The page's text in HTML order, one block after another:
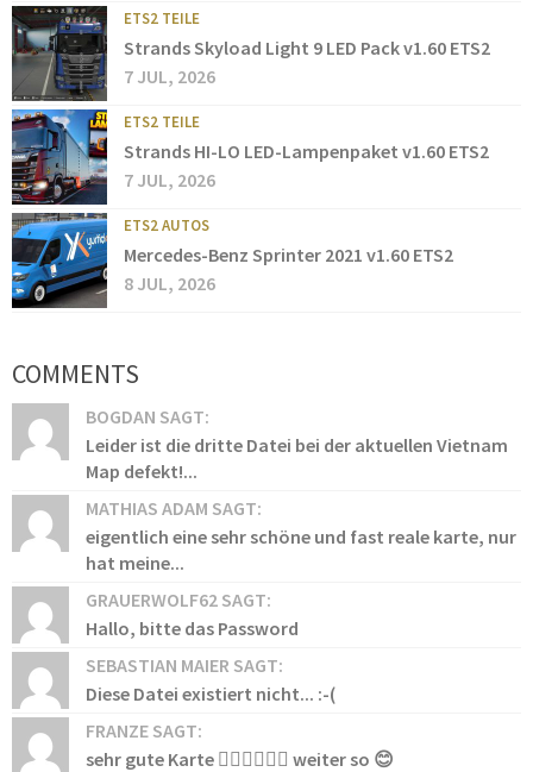
ETS2 TEILE
Strands Skyload Light 9 LED Pack v1.60 ETS2
7 JUL, 2026
ETS2 TEILE
Strands HI-LO LED-Lampenpaket v1.60 ETS2
7 JUL, 2026
ETS2 AUTOS
Mercedes-Benz Sprinter 2021 v1.60 ETS2
8 JUL, 2026
COMMENTS
BOGDAN SAGT:
Leider ist die dritte Datei bei der aktuellen Vietnam
Map defekt!...
MATHIAS ADAM SAGT:
eigentlich eine sehr schöne und fast reale karte, nur
hat meine...
GRAUERWOLF62 SAGT:
Hallo, bitte das Password
SEBASTIAN MAIER SAGT:
Diese Datei existiert nicht... :-(
FRANZE SAGT:
sehr gute Karte 👍🏻👍🏻👍🏻 weiter so 😊